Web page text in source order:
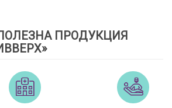
ПРОДУКЦИЯ